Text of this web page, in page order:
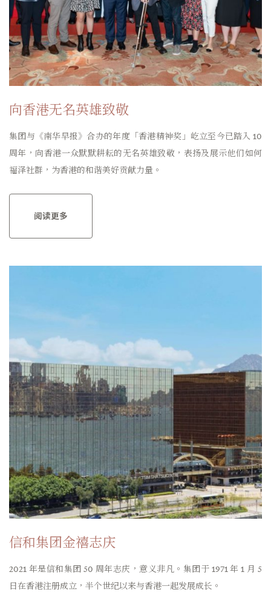
向香港无名英雄致敬
集团与《南华早报》合办的年度「香港精神奖」屹立至今已踏入 10
周年，向香港一众默默耕耘的无名英雄致敬，表扬及展示他们如何
福泽社群，为香港的和谐美好贡献力量。
阅读更多
信和集团 金禧志庆
2021 年是信和集团 50 周年志庆，意义非凡。集团于 1971 年 1 月 5
日在香港注册成立，半个世纪以来与香港一起发展成长。